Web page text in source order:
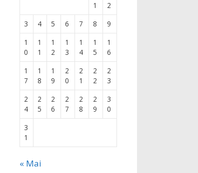
1
2
3
4 5 6 7 8
9
1
0
1
1
1
2
1
3
1
4
1
5
1
6
1
7
1
8
1
9
2
0
2
1
2
2
2
3
2
4
2
5
2
6
2
7
2
8
2
9
3
0
3
1
« Mai